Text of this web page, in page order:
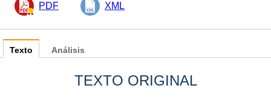
PDF XML
Texto
TEXTO ORIGINAL
Análisis